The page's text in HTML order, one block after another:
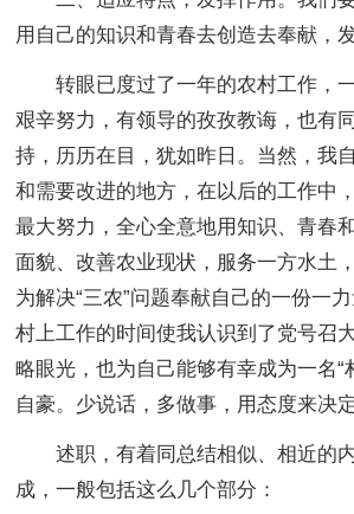
用自己的知识和青春去创造去奉献，
转眼已度过了一年的农村工作，
艰辛努力，有领导的孜孜教诲，也有
持，历历在目，犹如昨日。当然，我
和需要改进的地方，在以后的工作中
最大努力，全心全意地用知识、青春
面貌、改善农业现状，服务一方水土
为解决“三农”问题奉献自己的一份一
村上工作的时间使我认识到了党号召
略眼光，也为自己能够有幸成为一名“
自豪。少说话，多做事，用态度来决定
述职，有着同总结相似、相近的
成，一般包括这么几个部分：